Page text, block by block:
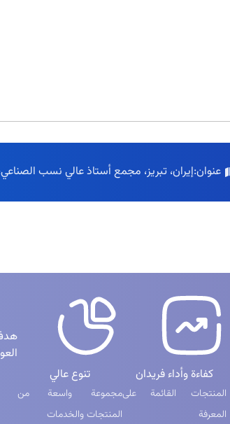
عنوان:إيران، تبريز، مجمع أستاذ عالي نسب
كفاءة وأداء فريدان
المنتجات القائمة على
المعرفة
تنوع عالي
مجموعة واسعة من
المنتجات والخدمات